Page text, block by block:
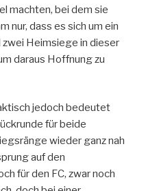
machten, bei dem sie
nur, dass es sich um ein
Heimsiege in dieser
daraus Hoffnung zu
jedoch bedeutet
für beide
wieder ganz nah
auf den
für den FC, zwar noch